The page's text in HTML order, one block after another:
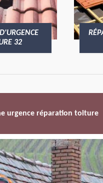
32
urgence réparation toiture